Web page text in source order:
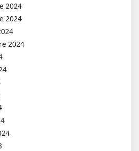
2024
2024
2024